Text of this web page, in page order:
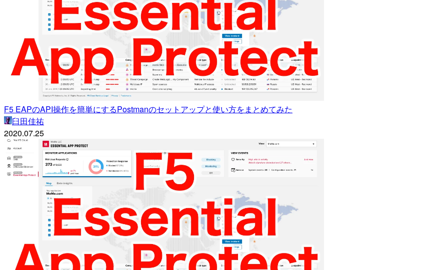
F5 EAPのAPI操作を簡単にするPostmanのセットアップと使い方をまとめてみた
臼田佳祐
2020.07.25